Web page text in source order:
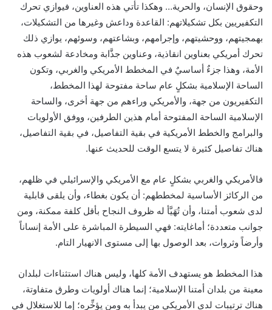
وحقوق الإنسان، والحرية… وهكذا تأتي هذه العناوين، فيوازي تحرك
التكفيريين بكل تشكيلاتهم: القاعدة وداعش وغيرها من التشكيلات،
بهمجيتهم، ووحشيتهم، وإجرامهم، وبشاعتهم، وسوئهم، يوازي ذلك
تحرك أمريكي بعناوين انقاذية، وعناوين جذَّابة ومخادعة لشعوب هذه
الأمة، وهذا جزءٌ أساسيٌ في المخطط الأمريكي والغربي، وتكون
الساحة الإسلامية بشكلٍ عام ساحة مفتوحة لهذا المخطط،
التكفيريون من جهة، والأمريكي وراءهم من جهة أخرى، والساحة
الإسلامية الساحة المفتوحة أمام هذين الطرفين، ووفق الأولويات
والبرامج والخطط الأمريكية في بقية التفاصيل، في بقية التفاصيل،
هناك تفاصيل كثيرة لا يتسع الوقت للحديث عنها.
فالأمريكي والغربي بشكلٍ عام مع الأمريكي والإسرائيلي في ظلهم،
من الركائز الأساسية لمخططهم: أن يكون بغطاء، وأن يلقى قابلية
لدى شعوب أمتنا، وأن تُهَيَّأ له ظروف النجاح بأقل كلفة ممكنة، ومن
جوانب متعددة؛ أماغايته: فهي السيطرة المباشرة على الأمة إنساناً
وأرضاً وثروات، بعد الوصول بها إلى مستوى الانهيار التام.
هذا المخطط هو يستهدف الأمة كلها، وليس هناك استثناءات لبلدان
معينة من بلدان أمتنا الإسلامية؛ إنما هناك أولويات وطرق متفاوتة،
هناك ترتيبات لدى الأمريكي من يبدأ به ومن يؤخِّره؛ إما للاستغلال في